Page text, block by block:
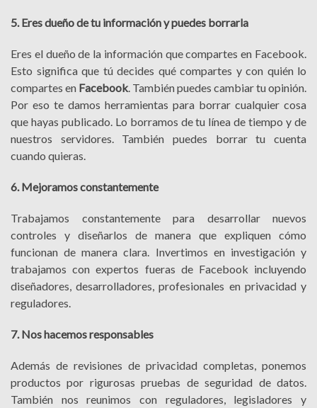
5. Eres dueño de tu información y puedes borrarla
Eres el dueño de la información que compartes en Facebook.
Esto significa que tú decides qué compartes y con quién lo
compartes en Facebook. También puedes cambiar tu opinión.
Por eso te damos herramientas para borrar cualquier cosa
que hayas publicado. Lo borramos de tu línea de tiempo y de
nuestros servidores. También puedes borrar tu cuenta
cuando quieras.
6. Mejoramos constantemente
Trabajamos constantemente para desarrollar nuevos
controles y diseñarlos de manera que expliquen cómo
funcionan de manera clara. Invertimos en investigación y
trabajamos con expertos fueras de Facebook incluyendo
diseñadores, desarrolladores, profesionales en privacidad y
reguladores.
7. Nos hacemos responsables
Además de revisiones de privacidad completas, ponemos
productos por rigurosas pruebas de seguridad de datos.
También nos reunimos con reguladores, legisladores y